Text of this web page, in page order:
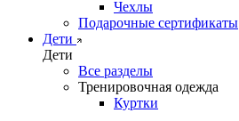
Чехлы
Подарочные сертификаты
Дети
Дети
Все разделы
Тренировочная одежда
Куртки